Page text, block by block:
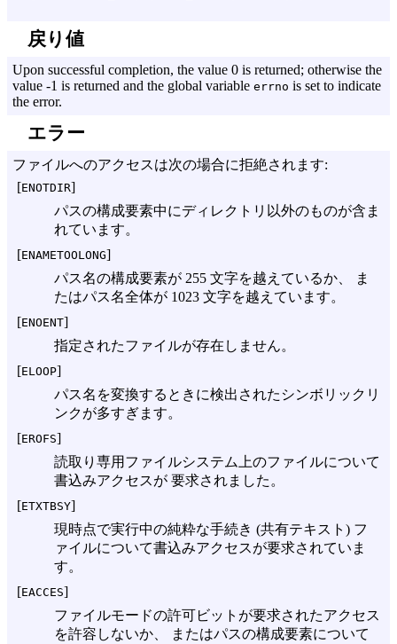
戻り値
Upon successful completion, the value 0 is returned; otherwise the
value -1 is returned and the global variable errno is set to indicate
the error.
エラー
ファイルへのアクセスは次の場合に拒絶されます:
[ENOTDIR]
パスの構成要素中にディレクトリ以外のものが含ま
れています。
[ENAMETOOLONG]
パス名の構成要素が 255 文字を越えているか、 ま
たはパス名全体が 1023 文字を越えています。
[ENOENT]
指定されたファイルが存在しません。
[ELOOP]
パス名を変換するときに検出されたシンボリックリ
ンクが多すぎます。
[EROFS]
読取り専用ファイルシステム上のファイルについて
書込みアクセスが 要求されました。
[ETXTBSY]
現時点で実行中の純粋な手続き (共有テキスト) フ
ァイルについて書込みアクセスが要求されていま
す。
[EACCES]
ファイルモードの許可ビットが要求されたアクセス
を許容しないか、 またはパスの構成要素について